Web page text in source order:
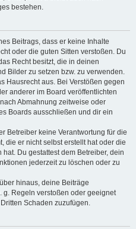
bestehen.
Beitrags, dass er keine Inhalte
oder die guten Sitten verstoßen. Du
Recht besitzt, die in deinen
Bilder zu setzen bzw. zu verwenden.
Hausrecht aus. Bei Verstößen gegen
anderer im Board veröffentlichten
Abmahnung zeitweise oder
Boards ausschließen und dir ein
Betreiber keine Verantwortung für die
die er nicht selbst erstellt hat oder die
Du gestattest dem Betreiber, dein
jederzeit zu löschen oder zu
hinaus, deine Beiträge
g. Regeln verstoßen oder geeignet
Schaden zuzufügen.